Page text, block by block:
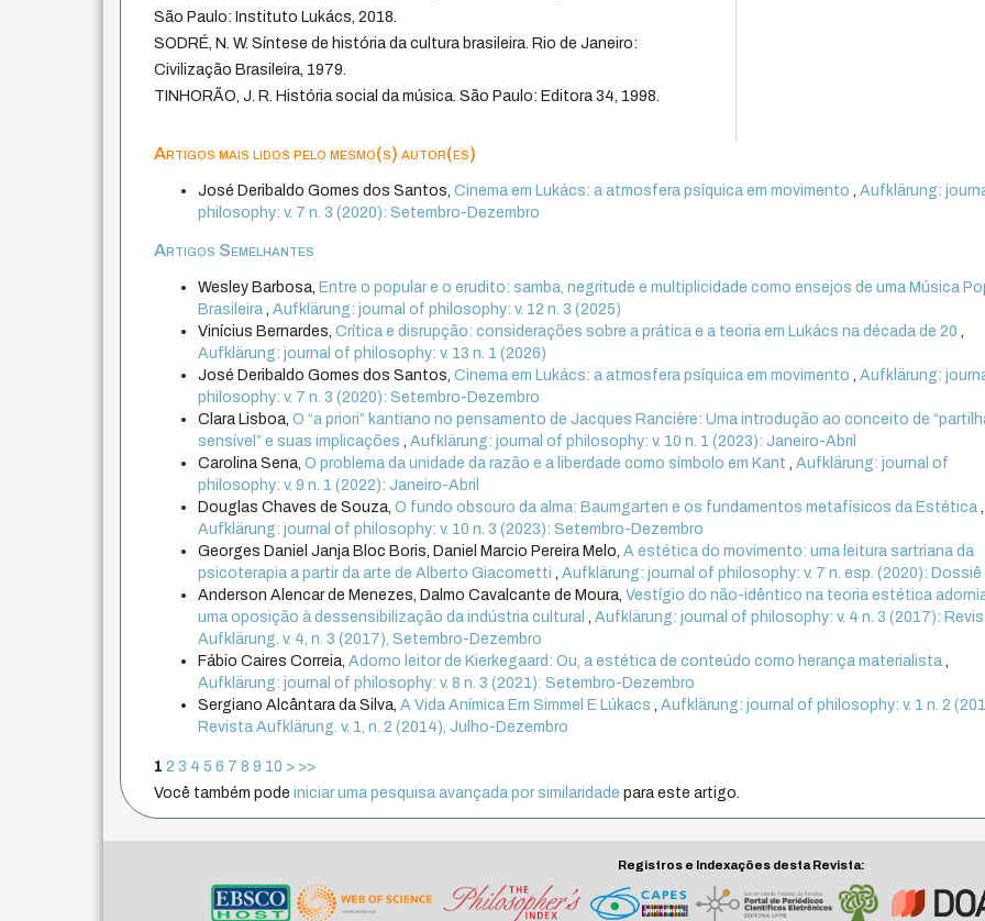
São Paulo: Instituto Lukács, 2018.
SODRÉ, N. W. Síntese de história da cultura brasileira. Rio de Janeiro:
Civilização Brasileira, 1979.
TINHORÃO, J. R. História social da música. São Paulo: Editora 34, 1998.
Artigos mais lidos pelo mesmo(s) autor(es)
José Deribaldo Gomes dos Santos,Cinema em Lukács: a atmosfera psíquica em movimento ,Aufklärung:
philosophy: v. 7 n. 3 (2020): Setembro-Dezembro
Artigos Semelhantes
Wesley Barbosa, Entre o popular e o erudito: samba, negritude e multiplicidade como ensejos de uma Música
Brasileira ,Aufklärung: journal of philosophy: v. 12 n. 3 (2025)
Vinícius Bernardes,Crítica e disrupção: considerações sobre a prática e a teoria em Lukács na década de 20
Aufklärung: journal of philosophy: v. 13 n. 1 (2026)
José Deribaldo Gomes dos Santos,Cinema em Lukács: a atmosfera psíquica em movimento ,Aufklärung:
philosophy: v. 7 n. 3 (2020): Setembro-Dezembro
Clara Lisboa,O “a priori” kantiano no pensamento de Jacques Rancière: Uma introdução ao conceito de
sensível” e suas implicações
,Aufklärung: journal of philosophy: v. 10 n. 1 (2023): Janeiro-Abril
Carolina Sena,O problema da unidade da razão e a liberdade como símbolo em Kant ,Aufklärung: journal of
philosophy: v. 9 n. 1 (2022): Janeiro-Abril
Douglas Chaves de Souza,O fundo obscuro da alma: Baumgarten e os fundamentos metafísicos da Estética
Aufklärung: journal of philosophy: v. 10 n. 3 (2023): Setembro-Dezembro
Georges Daniel Janja Bloc Boris, Daniel Marcio Pereira Melo,A estética do movimento: uma leitura sartriana da
psicoterapia a partir da arte de Alberto Giacometti
,Aufklärung: journal of philosophy: v. 7 n. esp. (2020): Dossiê
Anderson Alencar de Menezes, Dalmo Cavalcante de Moura,Vestígio do não-idêntico na teoria estética
uma oposição à dessensibilização da indústria cultural
,Aufklärung: journal of philosophy: v. 4 n. 3 (2017):
Aufklärung. v. 4, n. 3 (2017), Setembro-Dezembro
Fábio Caires Correia,Adorno leitor de Kierkegaard: Ou, a estética de conteúdo como herança materialista
Aufklärung: journal of philosophy: v. 8 n. 3 (2021): Setembro-Dezembro
Sergiano Alcântara da Silva,A Vida Anímica Em Simmel E Lúkacs ,Aufklärung: journal of philosophy: v. 1 n. 2
Revista Aufklärung. v. 1, n. 2 (2014), Julho-Dezembro
1 2 3 4 5 6 7 8 9 10 > >>
Você também podeiniciar uma pesquisa avançada por similaridade para este artigo.
Registros e Indexações desta Revista: